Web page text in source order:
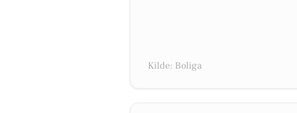
Kilde: Boliga